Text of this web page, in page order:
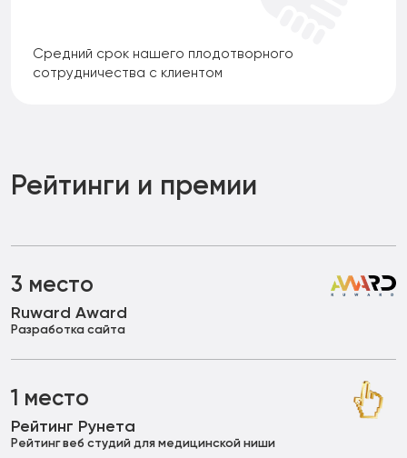
Средний срок нашего плодотворного
сотрудничества с клиентом
Рейтинги и премии
3 место
Ruward Award
Разработка сайта
1 место
Рейтинг Рунета
Рейтинг веб студий для медицинской ниши